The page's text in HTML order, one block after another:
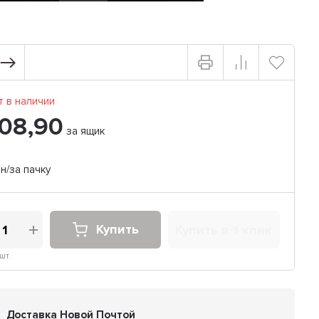
в наличии
за ящик
за пачку
шт.
Купить
Доставка Новой Почтой